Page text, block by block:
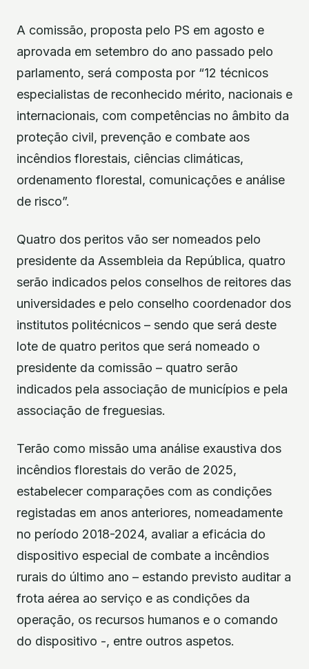
A comissão, proposta pelo PS em agosto e
aprovada em setembro do ano passado pelo
parlamento, será composta por “12 técnicos
especialistas de reconhecido mérito, nacionais e
internacionais, com competências no âmbito da
proteção civil, prevenção e combate aos
incêndios florestais, ciências climáticas,
ordenamento florestal, comunicações e análise
de risco”.
Quatro dos peritos vão ser nomeados pelo
presidente da Assembleia da República, quatro
serão indicados pelos conselhos de reitores das
universidades e pelo conselho coordenador dos
institutos politécnicos – sendo que será deste
lote de quatro peritos que será nomeado o
presidente da comissão – quatro serão
indicados pela associação de municípios e pela
associação de freguesias.
Terão como missão uma análise exaustiva dos
incêndios florestais do verão de 2025,
estabelecer comparações com as condições
registadas em anos anteriores, nomeadamente
no período 2018-2024, avaliar a eficácia do
dispositivo especial de combate a incêndios
rurais do último ano – estando previsto auditar a
frota aérea ao serviço e as condições da
operação, os recursos humanos e o comando
do dispositivo -, entre outros aspetos.